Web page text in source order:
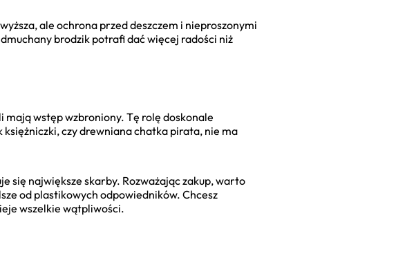
ale ochrona przed deszczem i nieproszonymi
brodzik potrafi dać więcej radości niż
mają wstęp wzbroniony. Tę rolę doskonale
czy drewniana chatka pirata, nie ma
się największe skarby. Rozważając zakup, warto
od plastikowych odpowiedników. Chcesz
wszelkie wątpliwości.